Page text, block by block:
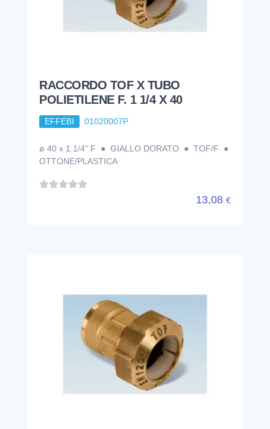
RACCORDO TOF X TUBO
POLIETILENE F. 1 1/4 X 40
EFFEBI 01020007P
ø 40 x 1.1/4" F ● GIALLO DORATO ● TOF/F ●
OTTONE/PLASTICA
13,08 €